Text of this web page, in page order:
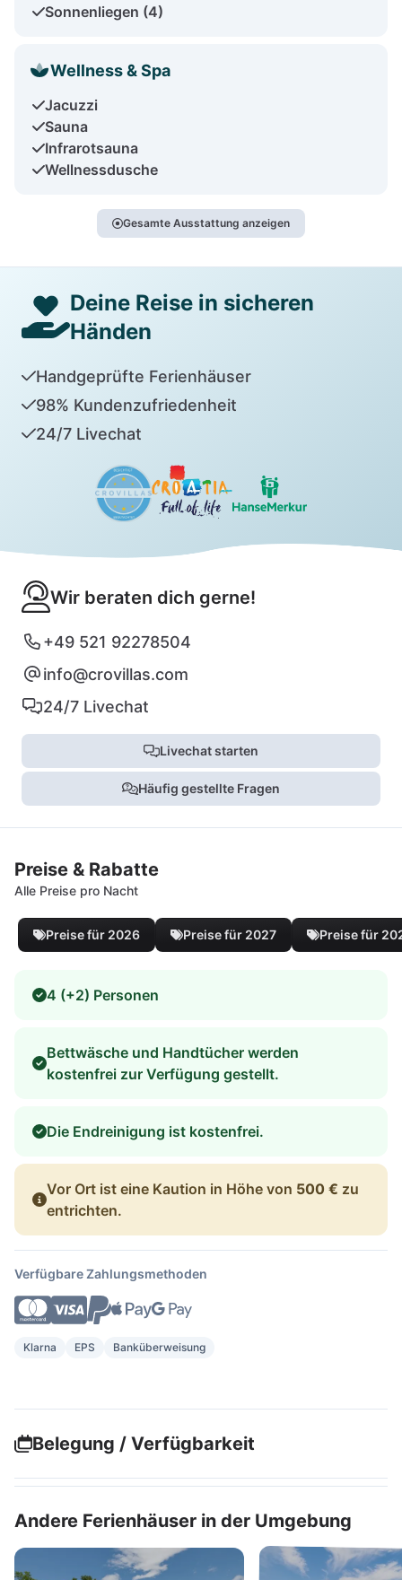
Sonnenliegen (4)
Wellness & Spa
Jacuzzi
Sauna
Infrarotsauna
Wellnessdusche
Gesamte Ausstattung anzeigen
Deine Reise in sicheren
Händen
Handgeprüfte Ferienhäuser
98% Kundenzufriedenheit
24/7 Livechat
Wir beraten dich gerne!
+49 521 92278504
info@crovillas.com
24/7 Livechat
Livechat starten
Häufig gestellte Fragen
Preise & Rabatte
Alle Preise pro Nacht
Preise für 2026 Preise für 2027 Preise für
4 (+2) Personen
Bettwäsche und Handtücher werden
kostenfrei zur Verfügung gestellt.
Die Endreinigung ist kostenfrei.
Vor Ort ist eine Kaution in Höhe von 500 € zu
entrichten.
Verfügbare Zahlungsmethoden
Klarna EPS Banküberweisung
Belegung / Verfügbarkeit
Andere Ferienhäuser in der Umgebung